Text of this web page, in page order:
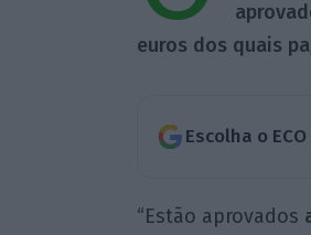
euros dos quais
Escolha o
“Estão aprovados